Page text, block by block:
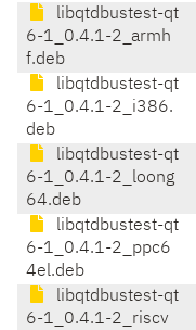
libqtdbustest-qt
6-1_0.4.1-2_armh
f.deb
libqtdbustest-qt
6-1_0.4.1-2_i386.
deb
libqtdbustest-qt
6-1_0.4.1-2_loong
64.deb
libqtdbustest-qt
6-1_0.4.1-2_ppc6
4el.deb
libqtdbustest-qt
6-1_0.4.1-2_riscv